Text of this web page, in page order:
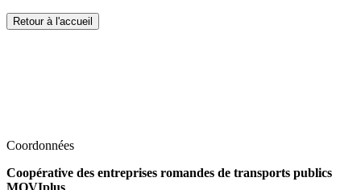
Retour à l'accueil
Coordonnées
Coopérative des entreprises romandes de transports publics